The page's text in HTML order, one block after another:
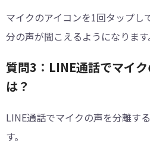
マイクのアイコンを1回タップし
分の声が聞こえるようになります
質問3：LINE通話でマイ
は？
LINE通話でマイクの声を分離す
す。